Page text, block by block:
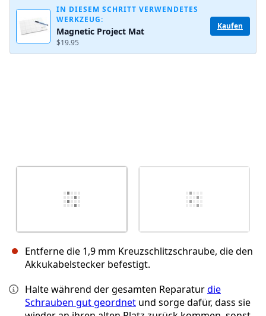
Abbrechen Kommentieren
IN DIESEM SCHRITT VERWENDETES
WERKZEUG:
Magnetic Project Mat
$19.95
Kaufen
Entferne die 1,9 mm Kreuzschlitzschraube, die den
Akkukabelstecker befestigt.
Halte während der gesamten Reparaturdie
Schrauben gut geordnet und sorge dafür, dass sie